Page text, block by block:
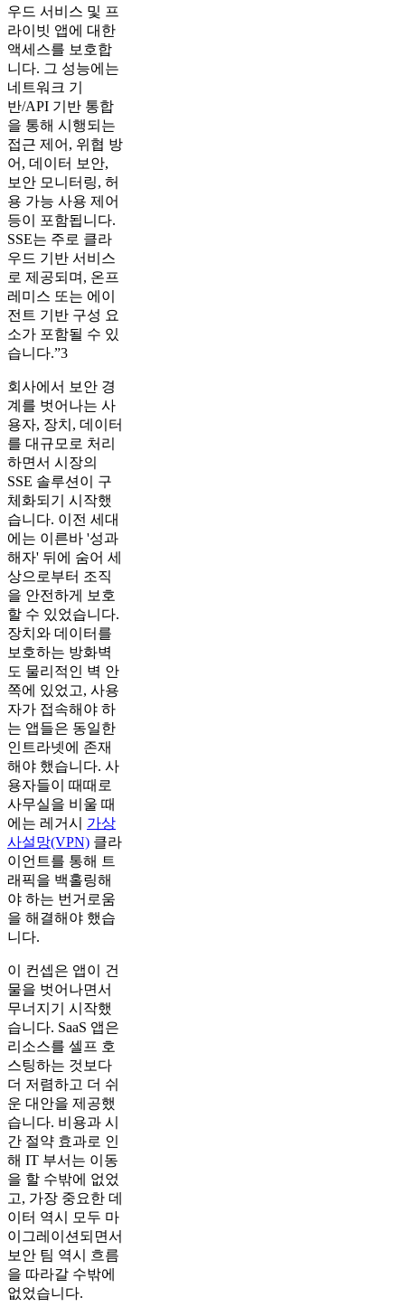
우드 서비스 및 프
라이빗 앱에 대한
액세스를 보호합
니다. 그 성능에는
네트워크 기
반/API 기반 통합
을 통해 시행되는
접근 제어, 위협 방
어, 데이터 보안,
보안 모니터링, 허
용 가능 사용 제어
등이 포함됩니다.
SSE는 주로 클라
우드 기반 서비스
로 제공되며, 온프
레미스 또는 에이
전트 기반 구성 요
소가 포함될 수 있
습니다.”3
회사에서 보안 경
계를 벗어나는 사
용자, 장치, 데이터
를 대규모로 처리
하면서 시장의
SSE 솔루션이 구
체화되기 시작했
습니다. 이전 세대
에는 이른바 '성과
해자' 뒤에 숨어 세
상으로부터 조직
을 안전하게 보호
할 수 있었습니다.
장치와 데이터를
보호하는 방화벽
도 물리적인 벽 안
쪽에 있었고, 사용
자가 접속해야 하
는 앱들은 동일한
인트라넷에 존재
해야 했습니다. 사
용자들이 때때로
사무실을 비울 때
에는 레거시 가상
사설망(VPN) 클라
이언트를 통해 트
래픽을 백홀링해
야 하는 번거로움
을 해결해야 했습
니다.
이 컨셉은 앱이 건
물을 벗어나면서
무너지기 시작했
습니다. SaaS 앱은
리소스를 셀프 호
스팅하는 것보다
더 저렴하고 더 쉬
운 대안을 제공했
습니다. 비용과 시
간 절약 효과로 인
해 IT 부서는 이동
을 할 수밖에 없었
고, 가장 중요한 데
이터 역시 모두 마
이그레이션되면서
보안 팀 역시 흐름
을 따라갈 수밖에
없었습니다.